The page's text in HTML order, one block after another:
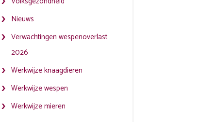
Nieuws
Verwachtingen wespenoverlast
2026
Werkwijze knaagdieren
Werkwijze wespen
Werkwijze mieren